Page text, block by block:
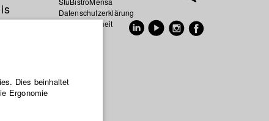
Datenschutzerklärung
Datensicherheit
Dies beinhaltet
Ergonomie